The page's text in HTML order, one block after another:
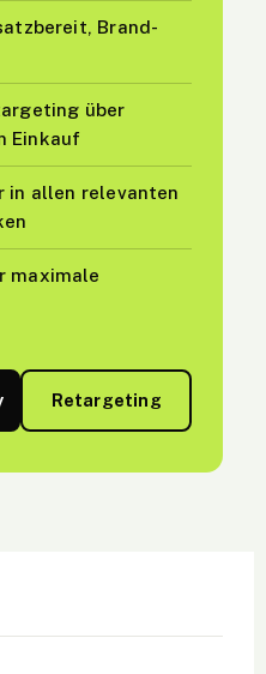
Brand-
über
Einkauf
in allen relevanten
maximale
Retargeting